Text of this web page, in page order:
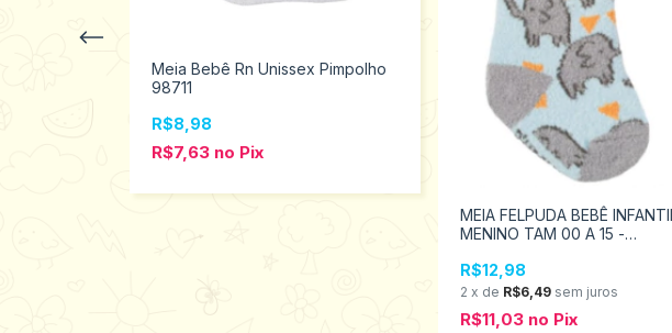
Meia Bebê Rn Unissex Pimpolho
98711
R$8,98
R$7,63 no Pix
MEIA FELPUDA BEBÊ
MENINO TAM 00 A 15 -
R$12,98
2 x de R$6,49 sem juros
R$11,03 no Pix